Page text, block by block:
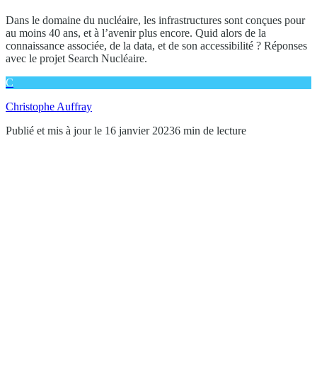
Dans le domaine du nucléaire, les infrastructures sont conçues pour
au moins 40 ans, et à l’avenir plus encore. Quid alors de la
connaissance associée, de la data, et de son accessibilité ? Réponses
avec le projet Search Nucléaire.
C
Christophe Auffray
Publié et mis à jour le 16 janvier 20236 min de lecture